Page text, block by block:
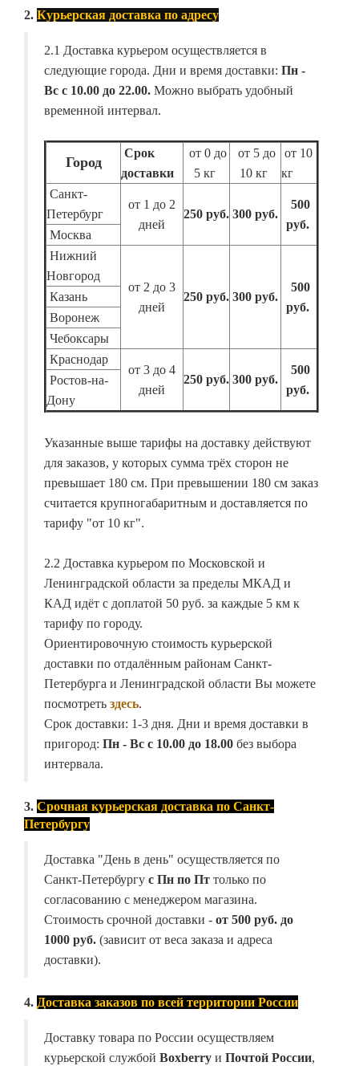
2. Курьерская доставка по адресу
2.1 Доставка курьером осуществляется в
следующие города. Дни и время доставки: Пн -
Вс с 10.00 до 22.00. Можно выбрать удобный
временной интервал.
Город
Срок
доставки
от 0 до
5 кг
от 5 до
10 кг
от 10
кг
Санкт-
Петербург
от 1 до 2
дней
250 руб. 300 руб.
500
руб.
Москва
Нижний
Новгород
от 2 до 3
дней
250 руб. 300 руб.
500
руб.
Казань
Воронеж
Чебоксары
Краснодар
от 3 до 4
дней
250 руб. 300 руб.
500
руб.
Ростов-на-
Дону
Указанные выше тарифы на доставку действуют
для заказов, у которых сумма трёх сторон не
превышает 180 см. При превышении 180 см заказ
считается крупногабаритным и доставляется по
тарифу "от 10 кг".
2.2 Доставка курьером по Московской и
Ленинградской области за пределы МКАД и
КАД идёт с доплатой 50 руб. за каждые 5 км к
тарифу по городу.
Ориентировочную стоимость курьерской
доставки по отдалённым районам Санкт-
Петербурга и Ленинградской области Вы можете
посмотреть здесь.
Срок доставки: 1-3 дня. Дни и время доставки в
пригород: Пн - Вс с 10.00 до 18.00 без выбора
интервала.
3. Срочная курьерская доставка по Санкт-
Петербургу
Доставка "День в день" осуществляется по
Санкт-Петербургу с Пн по Пт только по
согласованию с менеджером магазина.
Стоимость срочной доставки - от 500 руб. до
1000 руб. (зависит от веса заказа и адреса
доставки).
4. Доставка заказов по всей территории России
Доставку товара по России осуществляем
курьерской службой Boxberry и Почтой России,